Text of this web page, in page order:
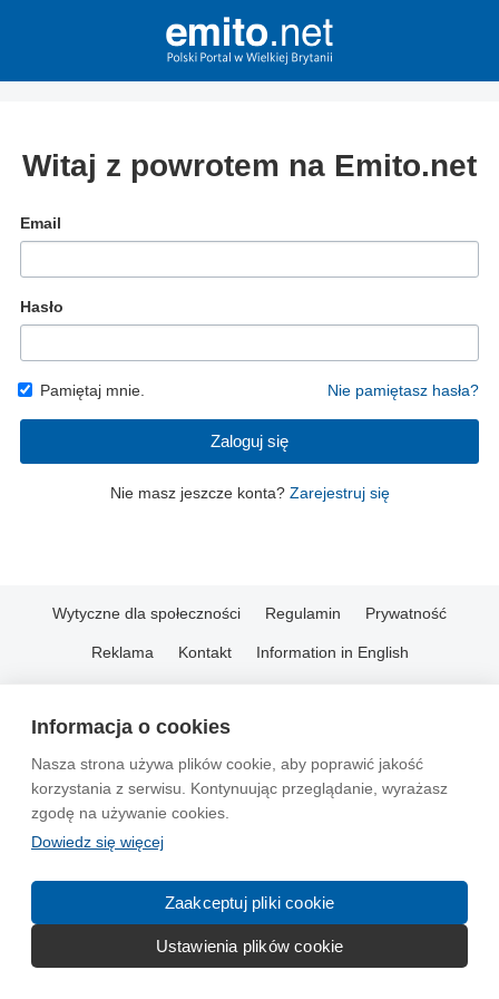
Informacja o cookies
Nasza strona używa plików cookie, aby poprawić jakość
korzystania z serwisu. Kontynuując przeglądanie, wyrażasz
zgodę na używanie cookies.
Dowiedz się więcej
Zaakceptuj pliki cookie
Ustawienia plików cookie
Witaj z powrotem na Emito.net
Email
Hasło
Pamiętaj mnie. Nie pamiętasz hasła?
Zaloguj się
Nie masz jeszcze konta? Zarejestruj się
Wytyczne dla społeczności Regulamin Prywatność
Reklama Kontakt Information in English